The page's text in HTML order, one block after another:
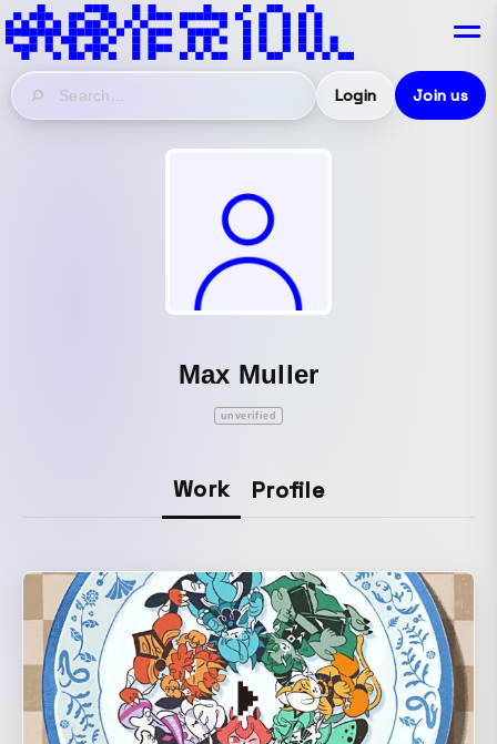
Login Join us
Max Muller
unverified
Work Profile